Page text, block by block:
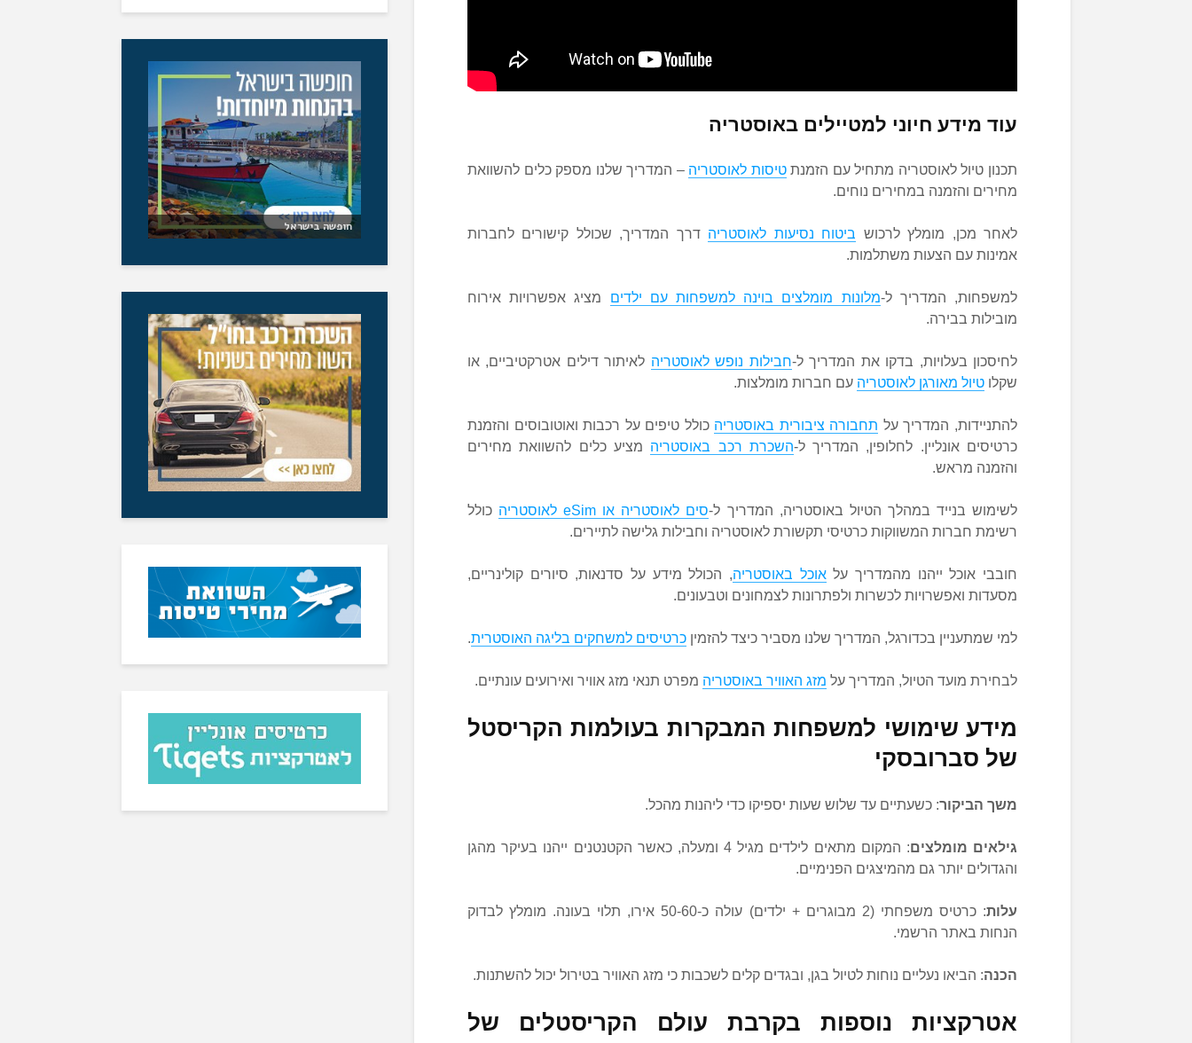
עוד מידע חיוני למטיילים באוסטריה
תכנון טיול לאוסטריה מתחיל עם הזמנתטיסות לאוסטריה – המדריך שלנו מספק כלים להשוואת
מחירים והזמנה במחירים נוחים.
לאחר מכן, מומלץ לרכוש ביטוח נסיעות לאוסטריה דרך המדריך, שכולל קישורים לחברות
אמינות עם הצעות משתלמות.
למשפחות, המדריך ל-מלונות מומלצים בוינה למשפחות עם ילדים מציג אפשרויות אירוח
מובילות בבירה.
לחיסכון בעלויות, בדקו את המדריך ל-חבילות נופש לאוסטריה לאיתור דילים אטרקטיביים, או
שקלו טיול מאורגן לאוסטריה עם חברות מומלצות.
להתניידות, המדריך על תחבורה ציבורית באוסטריה כולל טיפים על רכבות ואוטובוסים והזמנת
כרטיסים אונליין. לחלופין, המדריך ל-השכרת רכב באוסטריה מציע כלים להשוואת מחירים
והזמנה מראש.
לשימוש בנייד במהלך הטיול באוסטריה, המדריך ל-סים לאוסטריה או eSim לאוסטריה
כולל
רשימת חברות המשווקות כרטיסי תקשורת לאוסטריה וחבילות גלישה לתיירים.
חובבי אוכל ייהנו מהמדריך עלאוכל באוסטריה, הכולל מידע על סדנאות, סיורים קולינריים,
מסעדות ואפשרויות לכשרות ולפתרונות לצמחונים וטבעונים.
למי שמתעניין בכדורגל, המדריך שלנו מסביר כיצד להזמין כרטיסים למשחקים בליגה האוסטרית.
לבחירת מועד הטיול, המדריך על מזג האוויר באוסטריה מפרט תנאי מזג אוויר ואירועים עונתיים.
מידע שימושי למשפחות המבקרות בעולמות הקריסטל
של סברובסקי
משך הביקור: כשעתיים עד שלוש שעות יספיקו כדי ליהנות מהכל.
גילאים מומלצים
: המקום מתאים לילדים מגיל 4 ומעלה, כאשר הקטנטנים ייהנו בעיקר מהגן
והגדולים יותר גם מהמיצגים הפנימיים.
עלות
: כרטיס משפחתי (2 מבוגרים + ילדים) עולה כ-50-60 אירו, תלוי בעונה. מומלץ לבדוק
הנחות באתר הרשמי.
הכנה: הביאו נעליים נוחות לטיול בגן, ובגדים קלים לשכבות כי מזג האוויר בטירול יכול להשתנות.
אטרקציות נוספות בקרבת עולם הקריסטלים של
חופשה בישראל